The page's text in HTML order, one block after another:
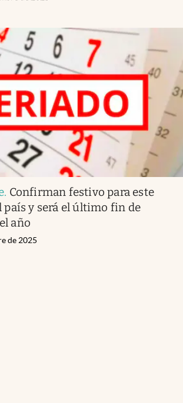
. Confirman festivo para este
país y será el último fin de
año
de 2025